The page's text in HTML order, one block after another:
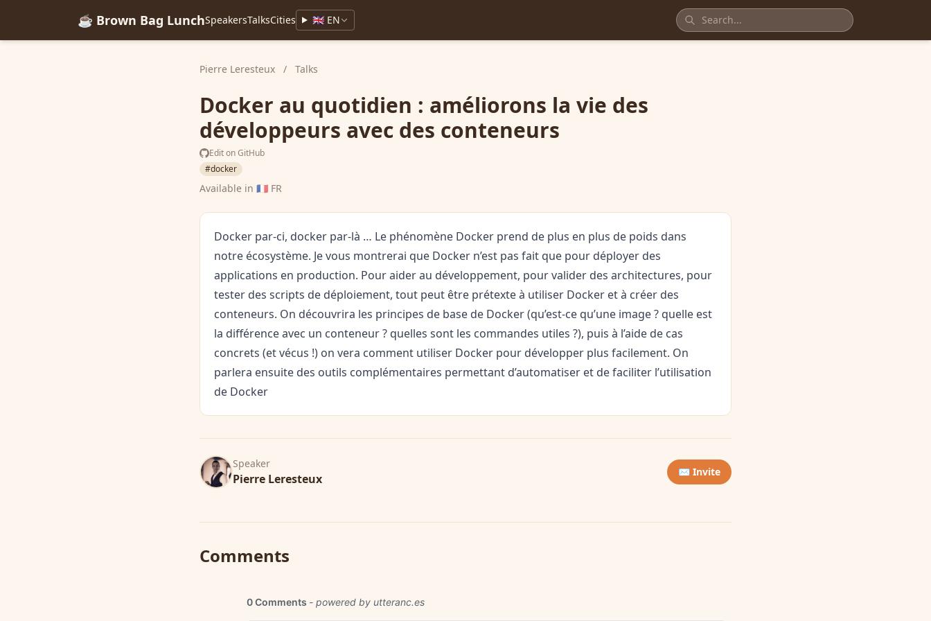
☕ Brown Bag LunchSpeakersTalksCities 🇬🇧 EN
Pierre Leresteux / Talks
Docker au quotidien : améliorons la vie des
développeurs avec des conteneurs
Edit on GitHub
#docker
Available in 🇫🇷 FR
Docker par-ci, docker par-là … Le phénomène Docker prend de plus en plus de poids dans
notre écosystème. Je vous montrerai que Docker n’est pas fait que pour déployer des
applications en production. Pour aider au développement, pour valider des architectures, pour
tester des scripts de déploiement, tout peut être prétexte à utiliser Docker et à créer des
conteneurs. On découvrira les principes de base de Docker (qu’est-ce qu’une image ? quelle est
la différence avec un conteneur ? quelles sont les commandes utiles ?), puis à l’aide de cas
concrets (et vécus !) on vera comment utiliser Docker pour développer plus facilement. On
parlera ensuite des outils complémentaires permettant d’automatiser et de faciliter l’utilisation
de Docker
Speaker
Pierre Leresteux ✉️ Invite
Comments